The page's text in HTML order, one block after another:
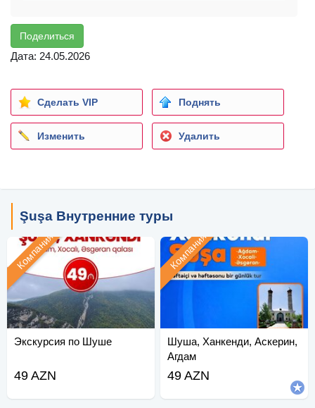
Поделиться
Дата: 24.05.2026
Сделать VIP Поднять
Изменить Удалить
Şuşa Внутренние туры
Экскурсия по Шуше
Компания
49 AZN
Шуша, Ханкенди, Аскерин,
Агдам
Компания
49 AZN